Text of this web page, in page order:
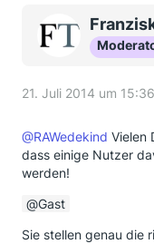
21. Juli 2014 um 15:36
@RAWedekind Vielen
dass einige Nutzer
werden!
Gast
Sie stellen genau die